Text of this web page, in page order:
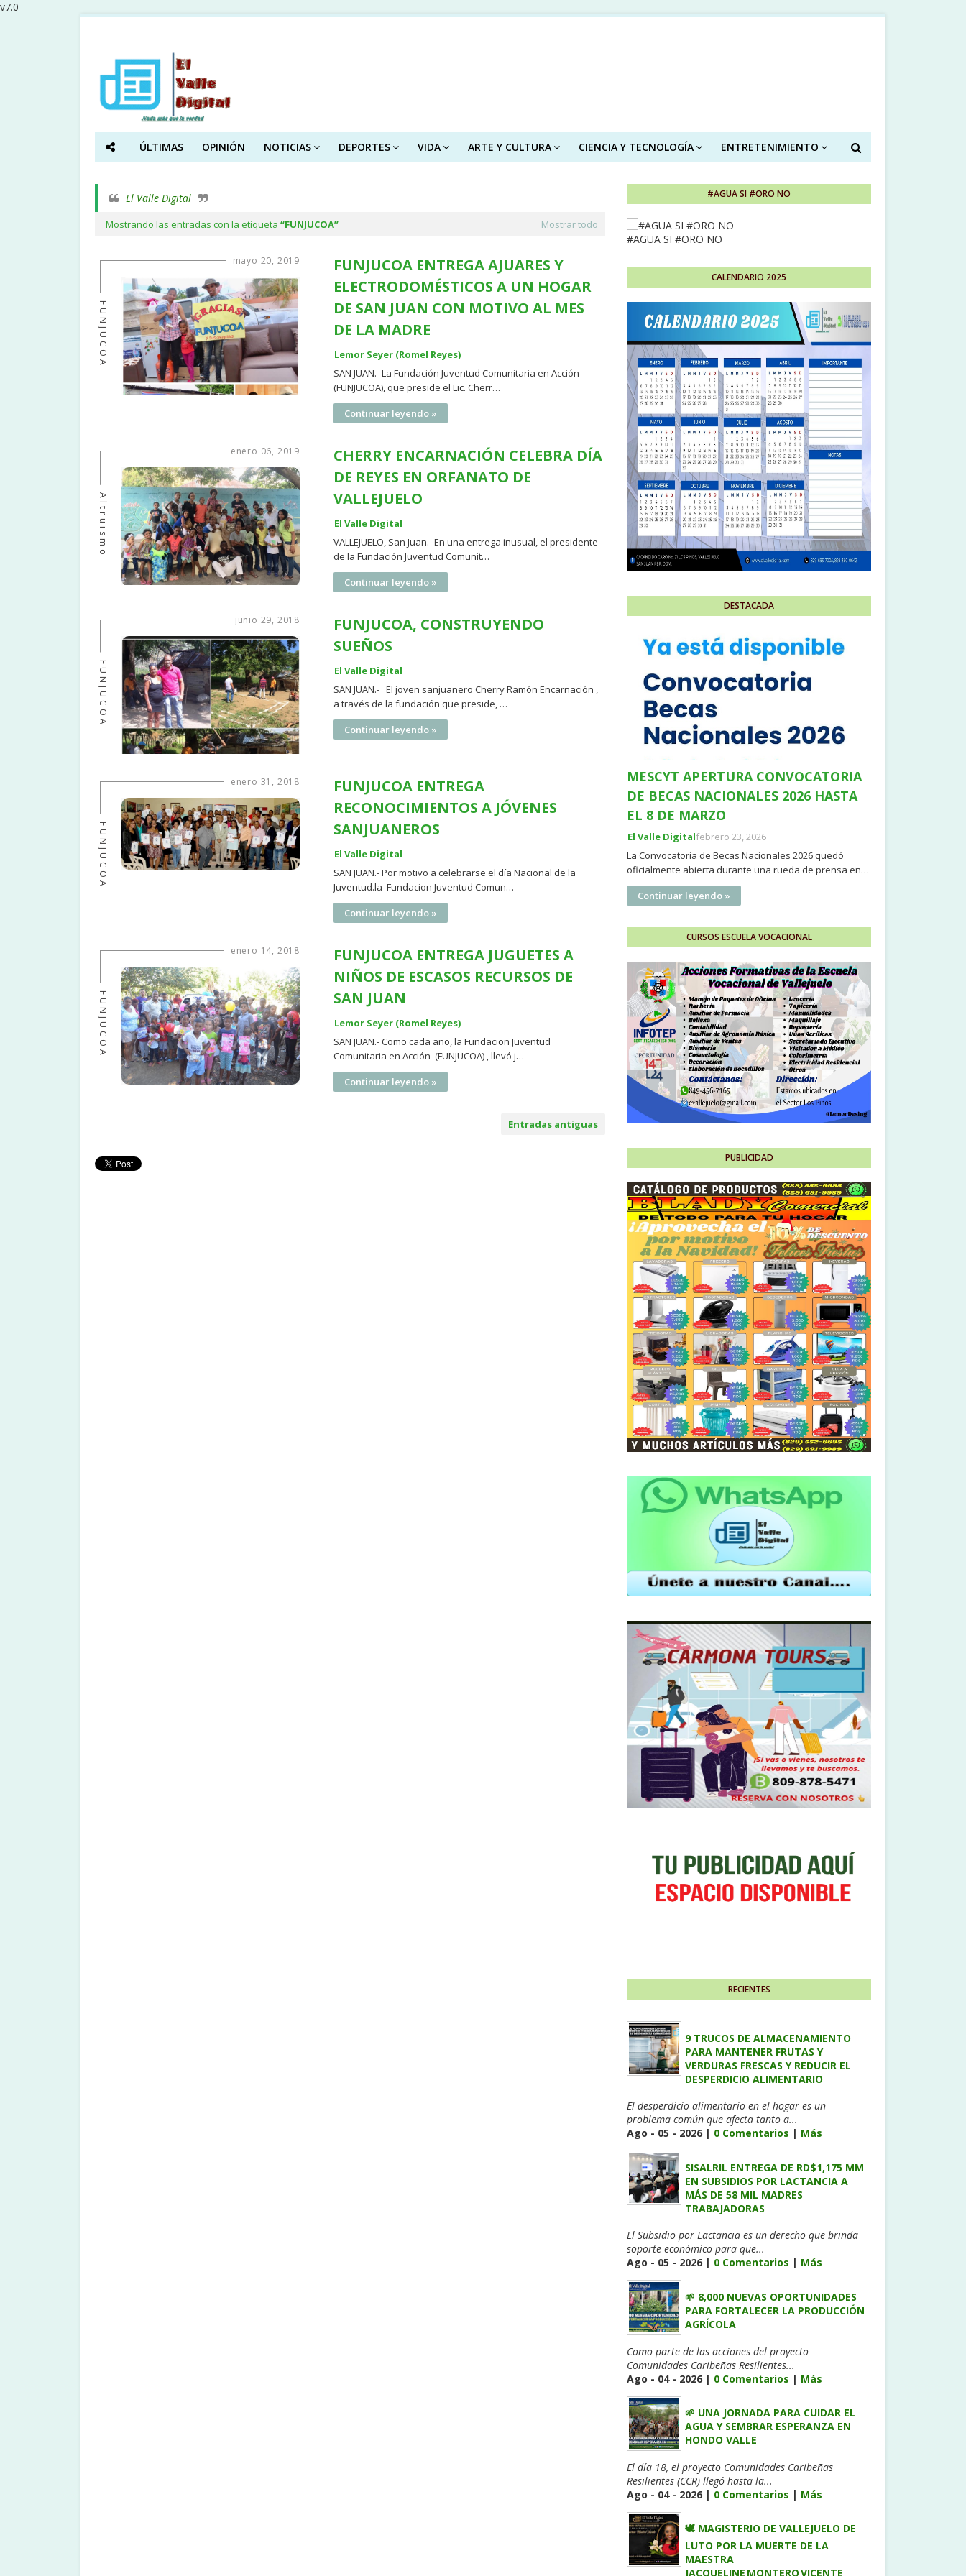
v7.0
ÚLTIMAS OPINIÓN NOTICIAS DEPORTES VIDA ARTE Y CULTURA CIENCIA Y TECNOLOGÍA ENTRETENIMIENTO
El Valle Digital
Mostrando las entradas con la etiqueta FUNJUCOA Mostrar todo
mayo 20, 2019
FUNJUCOA
FUNJUCOA ENTREGA AJUARES Y
ELECTRODOMÉSTICOS A UN HOGAR
DE SAN JUAN CON MOTIVO AL MES
DE LA MADRE
Lemor Seyer (Romel Reyes)
SAN JUAN.- La Fundación Juventud Comunitaria en Acción
(FUNJUCOA), que preside el Lic. Cherr…
Continuar leyendo »
enero 06, 2019
Altruismo
CHERRY ENCARNACIÓN CELEBRA DÍA
DE REYES EN ORFANATO DE
VALLEJUELO
El Valle Digital
VALLEJUELO, San Juan.- En una entrega inusual, el presidente
de la Fundación Juventud Comunit…
Continuar leyendo »
junio 29, 2018
FUNJUCOA
FUNJUCOA, CONSTRUYENDO
SUEÑOS
El Valle Digital
SAN JUAN.- El joven sanjuanero Cherry Ramón Encarnación ,
a través de la fundación que preside, …
Continuar leyendo »
enero 31, 2018
FUNJUCOA
FUNJUCOA ENTREGA
RECONOCIMIENTOS A JÓVENES
SANJUANEROS
El Valle Digital
SAN JUAN.- Por motivo a celebrarse el día Nacional de la
Juventud.la Fundacion Juventud Comun…
Continuar leyendo »
enero 14, 2018
FUNJUCOA
FUNJUCOA ENTREGA JUGUETES A
NIÑOS DE ESCASOS RECURSOS DE
SAN JUAN
Lemor Seyer (Romel Reyes)
SAN JUAN.- Como cada año, la Fundacion Juventud
Comunitaria en Acción (FUNJUCOA) , llevó j…
Continuar leyendo »
Entradas antiguas
#AGUA SI #ORO NO
#AGUA SI #ORO NO
CALENDARIO 2025
DESTACADA
MESCYT APERTURA CONVOCATORIA
DE BECAS NACIONALES 2026 HASTA
EL 8 DE MARZO
El Valle Digitalfebrero 23, 2026
La Convocatoria de Becas Nacionales 2026 quedó
oficialmente abierta durante una rueda de prensa en…
Continuar leyendo »
CURSOS ESCUELA VOCACIONAL
PUBLICIDAD
RECIENTES
9 TRUCOS DE ALMACENAMIENTO
PARA MANTENER FRUTAS Y
VERDURAS FRESCAS Y REDUCIR EL
DESPERDICIO ALIMENTARIO
El desperdicio alimentario en el hogar es un
problema común que afecta tanto a...
Ago - 05 - 2026 | 0 Comentarios | Más
SISALRIL ENTREGA DE RD$1,175 MM
EN SUBSIDIOS POR LACTANCIA A
MÁS DE 58 MIL MADRES
TRABAJADORAS
El Subsidio por Lactancia es un derecho que brinda
soporte económico para que...
Ago - 05 - 2026 | 0 Comentarios | Más
🌱 8,000 NUEVAS OPORTUNIDADES
PARA FORTALECER LA PRODUCCIÓN
AGRÍCOLA
Como parte de las acciones del proyecto
Comunidades Caribeñas Resilientes...
Ago - 04 - 2026 | 0 Comentarios | Más
🌱 UNA JORNADA PARA CUIDAR EL
AGUA Y SEMBRAR ESPERANZA EN
HONDO VALLE
El día 18, el proyecto Comunidades Caribeñas
Resilientes (CCR) llegó hasta la...
Ago - 04 - 2026 | 0 Comentarios | Más
🕊️ MAGISTERIO DE VALLEJUELO DE
LUTO POR LA MUERTE DE LA
MAESTRA
JACQUELINE MONTERO VICENTE